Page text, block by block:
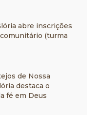
abre inscrições
(turma
de Nossa
destaca o
fé em Deus